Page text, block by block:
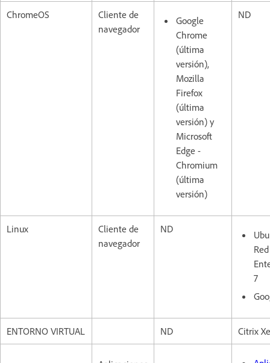
ChromeOS
Cliente de
navegador
Google
Chrome
(última
versión),
Mozilla
Firefox
(última
versión) y
Microsoft
Edge -
Chromium
(última
versión)
ND
Linux
Cliente de
navegador
ND
7
ENTORNO VIRTUAL ND Citrix